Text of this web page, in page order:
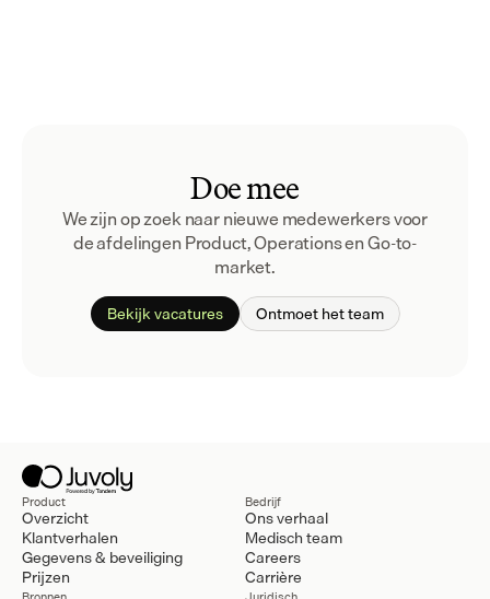
Doe mee
We zijn op zoek naar nieuwe medewerkers voor
de afdelingen Product, Operations en Go-to-
market.
Bekijk vacatures Ontmoet het team
Product
Overzicht
Klantverhalen
Gegevens & beveiliging
Prijzen
Bedrijf
Ons verhaal
Medisch team
Careers
Carrière